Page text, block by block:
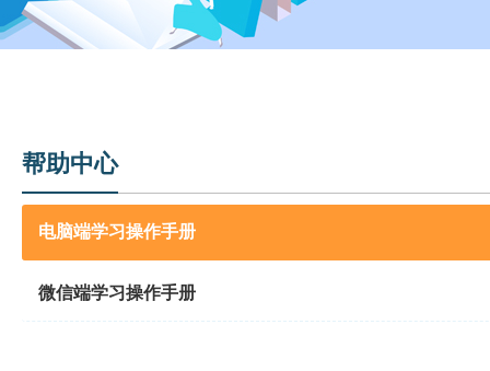
帮助中心
电脑端学习操作手册
微信端学习操作手册